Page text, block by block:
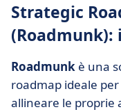
Strategic
(Roadmunk):
Roadmunk è una
roadmap ideale
allineare le proprie